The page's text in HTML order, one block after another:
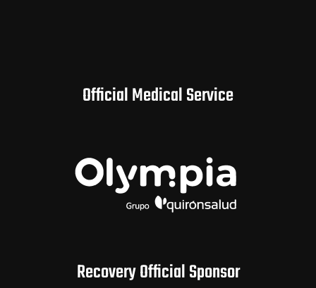
Official Medical Service
Recovery Official Sponsor